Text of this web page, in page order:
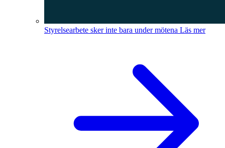
Styrelsearbete sker inte bara under mötena Läs mer